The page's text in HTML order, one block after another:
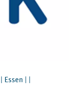
Essen | |